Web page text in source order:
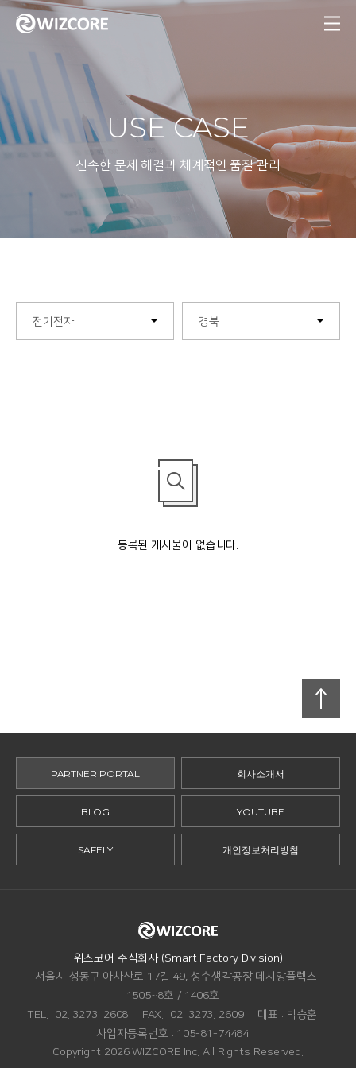
MENU
USE CASE
신속한 문제 해결과 체계적인 품질 관리
전기전자 경북
등록된 게시물이 없습니다.
PARTNER PORTAL 회사소개서
BLOG YOUTUBE
SAFELY 개인정보처리방침
위즈코어 주식회사 (Smart Factory Division)
서울시 성동구 아차산로 17길 49, 성수생각공장 데시앙플렉스
1505~8호 / 1406호
TEL.
02. 3273. 2608 FAX. 02. 3273. 2609 대표 : 박승훈
사업자등록번호 : 105-81-74484
Copyright 2026 WIZCORE Inc. All Rights Reserved.